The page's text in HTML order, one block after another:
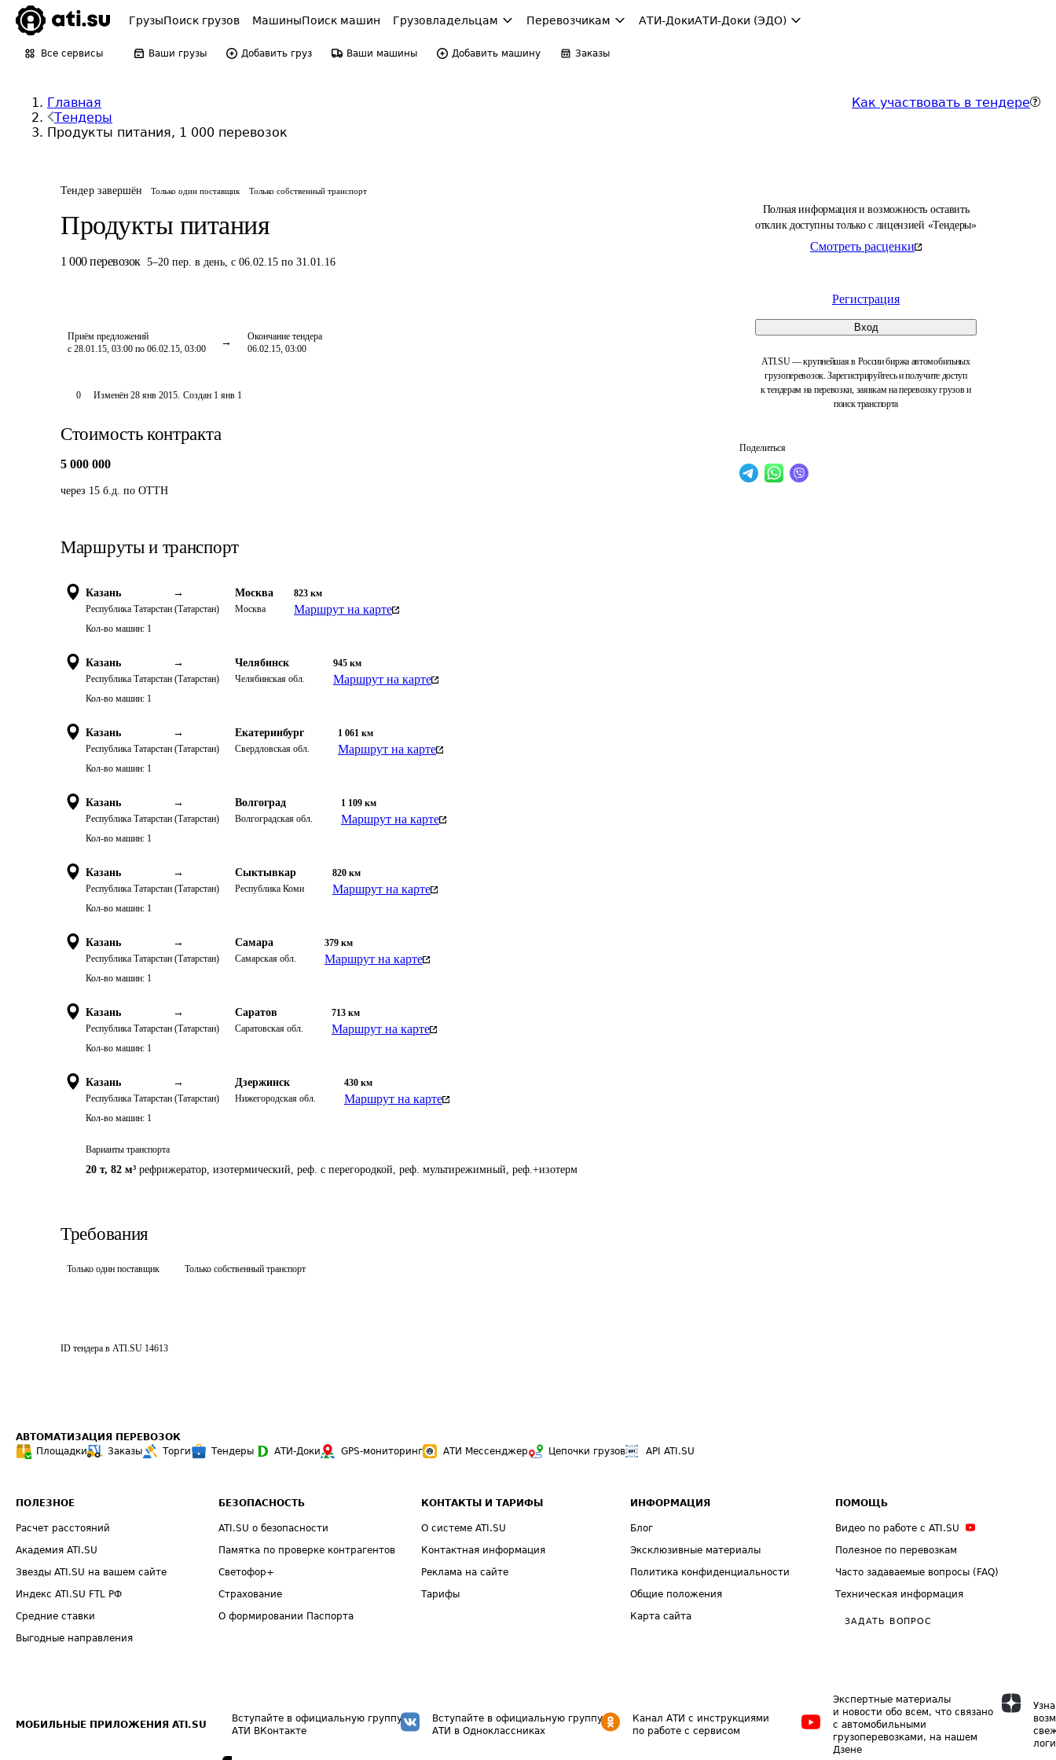
ГрузыПоиск грузов МашиныПоиск машин Грузовладельцам Перевозчикам АТИ-ДокиАТИ-Доки (ЭДО)
Все сервисы Ваши грузы Добавить груз Ваши машины Добавить машину Заказы
Главная
Тендеры
Продукты питания, 1 000 перевозок
Как участвовать в тендере
Тендер завершён Только один поставщик Только собственный транспорт
Продукты питания
1 000 перевозок 5–20 пер. в день, с 06.02.15 по 31.01.16
Приём предложений
с 28.01.15, 03:00 по 06.02.15, 03:00
Окончание тендера
06.02.15, 03:00
Полная информация и возможность оставить
отклик доступны только с лицензией «Тендеры»
Смотреть расценки
Регистрация
Вход
ATI.SU — крупнейшая в России биржа автомобильных
грузоперевозок. Зарегистрируйтесь и получите доступ
к тендерам на перевозки, заявкам на перевозку грузов и
поиск транспорта
Поделиться
0 Изменён 28 янв 2015. Создан 1 янв 1
Стоимость контракта
5 000 000
через 15 б.д. по ОТТН
Маршруты и транспорт
Казань →
Республика Татарстан (Татарстан)
Москва
Москва
823 км
Маршрут на карте
Кол-во машин: 1
Казань →
Республика Татарстан (Татарстан)
Челябинск
Челябинская обл.
945 км
Маршрут на карте
Кол-во машин: 1
Казань →
Республика Татарстан (Татарстан)
Екатеринбург
Свердловская обл.
1 061 км
Маршрут на карте
Кол-во машин: 1
Казань →
Республика Татарстан (Татарстан)
Волгоград
Волгоградская обл.
1 109 км
Маршрут на карте
Кол-во машин: 1
Казань →
Республика Татарстан (Татарстан)
Сыктывкар
Республика Коми
820 км
Маршрут на карте
Кол-во машин: 1
Казань →
Республика Татарстан (Татарстан)
Самара
Самарская обл.
379 км
Маршрут на карте
Кол-во машин: 1
Казань →
Республика Татарстан (Татарстан)
Саратов
Саратовская обл.
713 км
Маршрут на карте
Кол-во машин: 1
Казань →
Республика Татарстан (Татарстан)
Дзержинск
Нижегородская обл.
430 км
Маршрут на карте
Кол-во машин: 1
Варианты транспорта
20 т, 82 м³ рефрижератор, изотермический, реф. с перегородкой, реф. мультирежимный, реф.+изотерм
Требования
Только один поставщик Только собственный транспорт
ID тендера в ATI.SU 14613
АВТОМАТИЗАЦИЯ ПЕРЕВОЗОК
Площадки
Заказы Торги Тендеры АТИ-Доки GPS-мониторинг АТИ Мессенджер Цепочки грузов API ATI.SU
ПОЛЕЗНОЕ
Расчет расстояний
Академия ATI.SU
Звезды ATI.SU на вашем сайте
Индекс ATI.SU FTL РФ
Средние ставки
Выгодные направления
БЕЗОПАСНОСТЬ
ATI.SU о безопасности
Памятка по проверке контрагентов
Светофор+
Страхование
О формировании Паспорта
КОНТАКТЫ И ТАРИФЫ
О системе ATI.SU
Контактная информация
Реклама на сайте
Тарифы
ИНФОРМАЦИЯ
Блог
Эксклюзивные материалы
Политика конфиденциальности
Общие положения
Карта сайта
ПОМОЩЬ
Видео по работе с ATI.SU
Полезное по перевозкам
Часто задаваемые вопросы (FAQ)
Техническая информация
ЗАДАТЬ ВОПРОС
МОБИЛЬНЫЕ ПРИЛОЖЕНИЯ ATI.SU
Вступайте в официальную группу
АТИ ВКонтакте
Вступайте в официальную группу
АТИ в Одноклассниках
Канал АТИ с инструкциями
по работе с сервисом
Экспертные материалы
и новости обо всем, что связано
с автомобильными
грузоперевозками, на нашем
Дзене